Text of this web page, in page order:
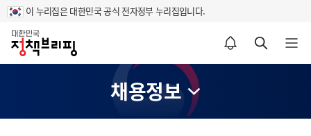
이 누리집은 대한민국 공식 전자정부 누리집입니다.
홈
알림설정 바로가기 검색 바로가기 메뉴 열기
채용정보